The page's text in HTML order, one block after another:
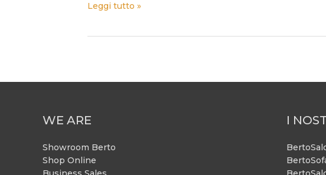
Leggi tutto »
WE ARE
Showroom Berto
Shop Online
I